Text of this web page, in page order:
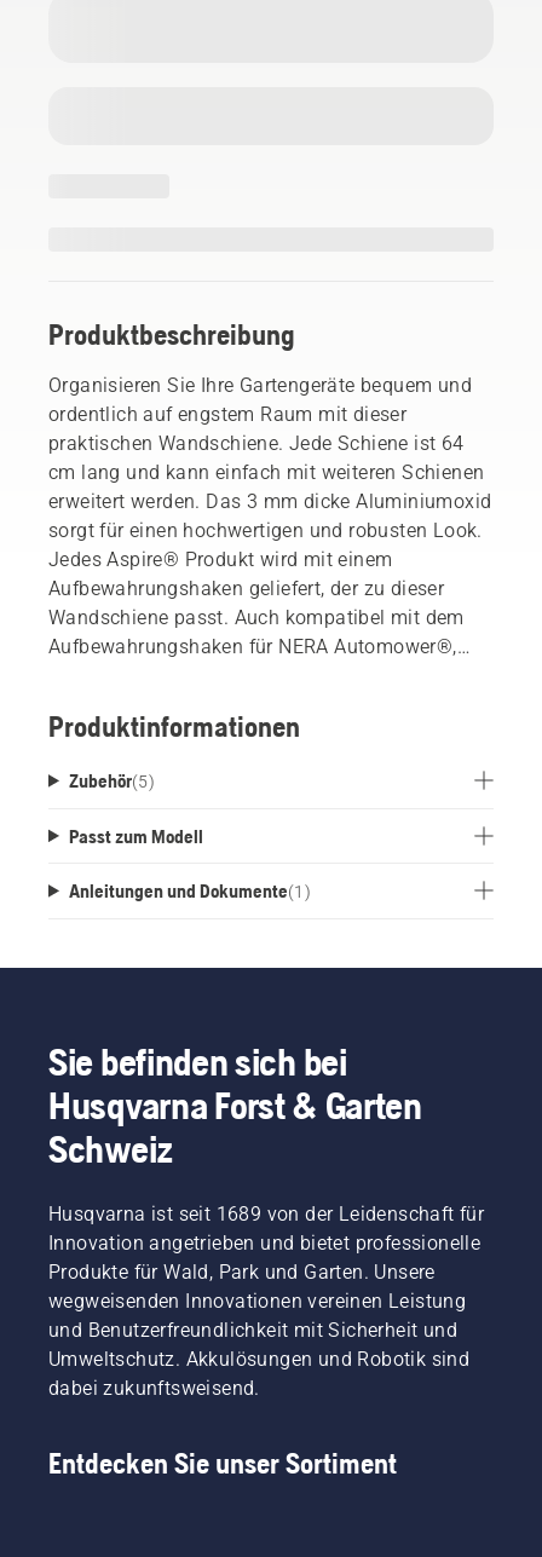
Produktbeschreibung
Organisieren Sie Ihre Gartengeräte bequem und
ordentlich auf engstem Raum mit dieser
praktischen Wandschiene. Jede Schiene ist 64
cm lang und kann einfach mit weiteren Schienen
erweitert werden. Das 3 mm dicke Aluminiumoxid
sorgt für einen hochwertigen und robusten Look.
Jedes Aspire® Produkt wird mit einem
Aufbewahrungshaken geliefert, der zu dieser
Wandschiene passt. Auch kompatibel mit dem
Aufbewahrungshaken für NERA Automower®,
Wasserschlauch oder Besen. Schrauben,
Lieferumfang enthalten.
Produktinformationen
Zubehör(5)
Passt zum Modell
Anleitungen und Dokumente(1 )
Sie befinden sich bei
Husqvarna Forst & Garten
Schweiz
Husqvarna ist seit 1689 von der Leidenschaft für
Innovation angetrieben und bietet professionelle
Produkte für Wald, Park und Garten. Unsere
wegweisenden Innovationen vereinen Leistung
und Benutzerfreundlichkeit mit Sicherheit und
Umweltschutz. Akkulösungen und Robotik sind
dabei zukunftsweisend.
Entdecken Sie unser Sortiment